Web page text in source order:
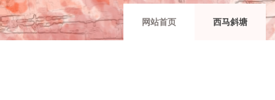
网站首页 西马斜塘